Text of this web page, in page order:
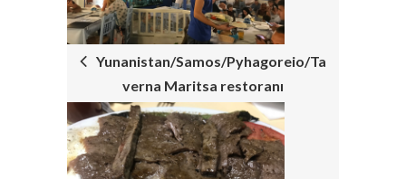
Yunanistan/Samos/Pyhagoreio/Ta
verna Maritsa restoranı